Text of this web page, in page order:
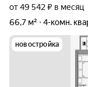
от 49 542 ₽ в месяц
66,7 м²
4-комн.
новостройка